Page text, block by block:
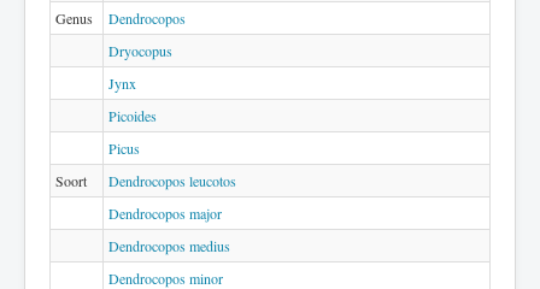
Genus
Familie
Historie
Literatuur
Genus
Dendrocopos
Dryocopus
Jynx
Picoides
Picus
Soort
Dendrocopos leucotos
Dendrocopos major
Dendrocopos medius
Dendrocopos minor